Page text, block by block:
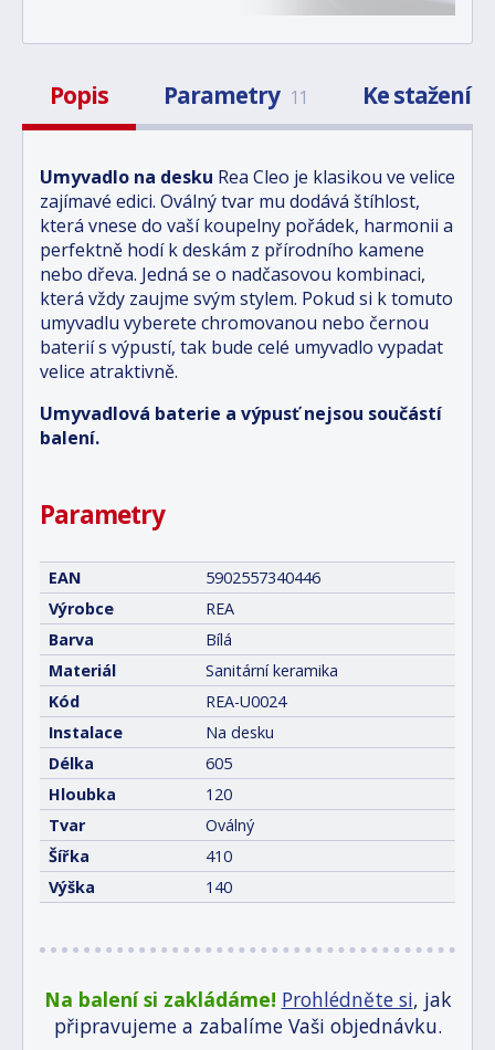
Popis Parametry 11 Ke stažení
Umyvadlo na desku Rea Cleo je klasikou ve velice
zajímavé edici. Oválný tvar mu dodává štíhlost,
která vnese do vaší koupelny pořádek, harmonii a
perfektně hodí k deskám z přírodního kamene
nebo dřeva. Jedná se o nadčasovou kombinaci,
která vždy zaujme svým stylem. Pokud si k tomuto
umyvadlu vyberete chromovanou nebo černou
baterií s výpustí, tak bude celé umyvadlo vypadat
velice atraktivně.
Umyvadlová baterie a výpusť nejsou součástí
balení.
Parametry
EAN
5902557340446
Výrobce
REA
Barva
Bílá
Materiál
Sanitární keramika
Kód
REA-U0024
Instalace
Na desku
Délka
605
Hloubka
120
Tvar
Oválný
Šířka
410
Výška
140
Na balení si zakládáme! Prohlédněte si, jak
připravujeme a zabalíme Vaši objednávku.